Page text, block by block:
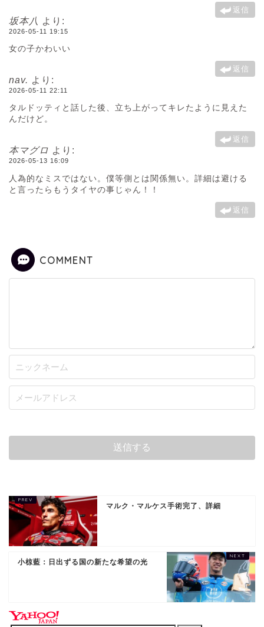
返信
坂本八 より:
2026-05-11 19:15
女の子かわいい
返信
nav. より:
2026-05-11 22:11
タルドッティと話した後、立ち上がってキレたように見えた
んだけど。
返信
本マグロ より:
2026-05-13 16:09
人為的なミスではない。僕等側とは関係無い。詳細は避ける
と言ったらもうタイヤの事じゃん！！
返信
COMMENT
マルク・マルケス手術完了、詳細
小椋藍：日出ずる国の新たな希望の光